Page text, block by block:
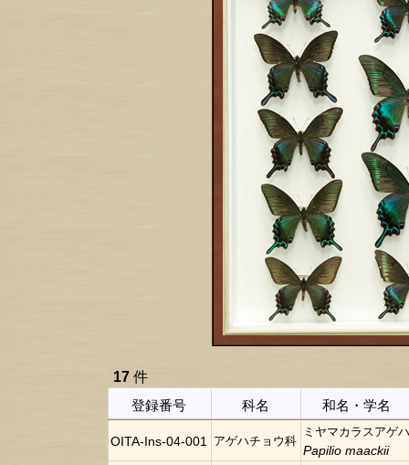
17 件
登録番号
科名 和名・学名
OITA-Ins-04-001 アゲハチョウ科
ミヤマカラスアゲ
Papilio maackii